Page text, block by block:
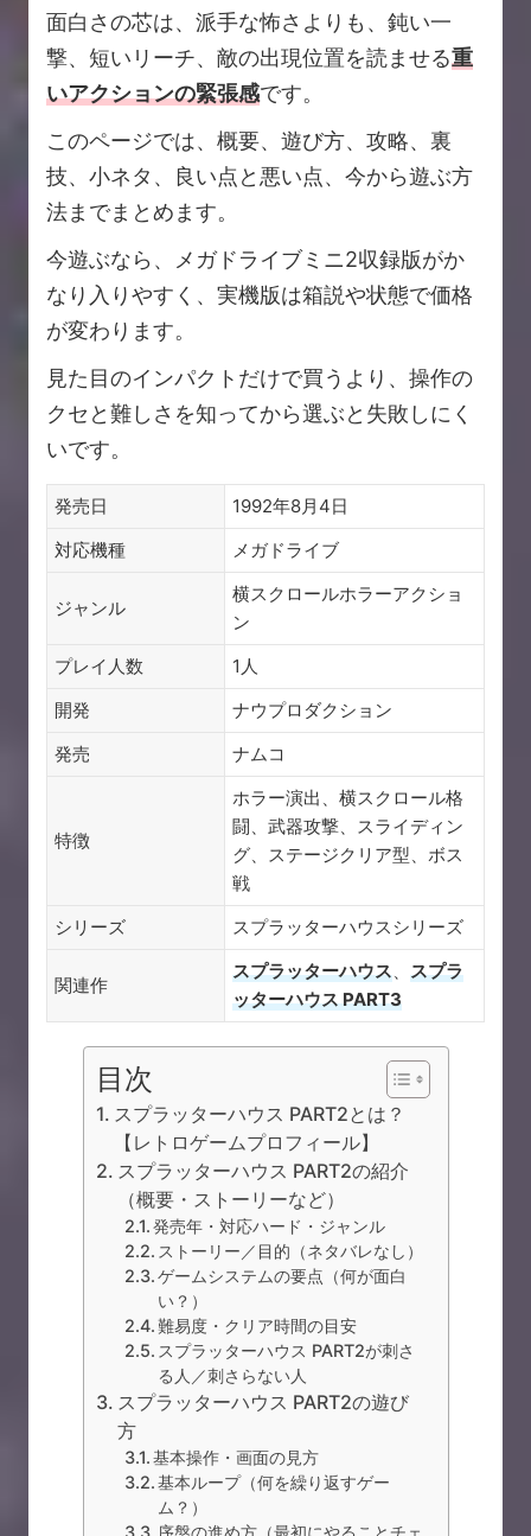
面白さの芯は、派手な怖さよりも、鈍い一
撃、短いリーチ、敵の出現位置を読ませる重
いアクションの緊張感です。
このページでは、概要、遊び方、攻略、裏
技、小ネタ、良い点と悪い点、今から遊ぶ方
法までまとめます。
今遊ぶなら、メガドライブミニ2収録版がか
なり入りやすく、実機版は箱説や状態で価格
が変わります。
見た目のインパクトだけで買うより、操作の
クセと難しさを知ってから選ぶと失敗しにく
いです。
発売日
1992年8月4日
対応機種
メガドライブ
ジャンル
横スクロールホラーアクショ
ン
プレイ人数
1人
開発
ナウプロダクション
発売
ナムコ
特徴
ホラー演出、横スクロール格
闘、武器攻撃、スライディン
グ、ステージクリア型、ボス
戦
シリーズ
スプラッターハウスシリーズ
関連作
スプラッターハウス、 スプラ
ッターハウス PART3
目次
スプラッターハウス PART2とは？
【レトロゲームプロフィール】
スプラッターハウス PART2の紹介
（概要・ストーリーなど）
発売年・対応ハード・ジャンル
ストーリー／目的（ネタバレなし）
ゲームシステムの要点（何が面白
い？）
難易度・クリア時間の目安
スプラッターハウス PART2が刺さ
る人／刺さらない人
スプラッターハウス PART2の遊び
方
基本操作・画面の見方
基本ループ（何を繰り返すゲー
ム？）
序盤の進め方（最初にやることチェ